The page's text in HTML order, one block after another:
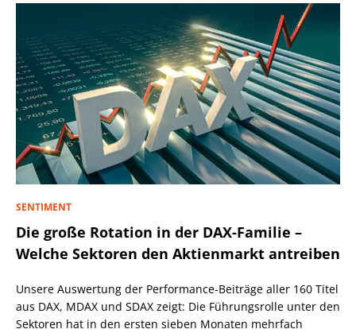
SENTIMENT
Die große Rotation in der DAX-Familie –
Welche Sektoren den Aktienmarkt antreiben
Unsere Auswertung der Performance-Beiträge aller 160 Titel
aus DAX, MDAX und SDAX zeigt: Die Führungsrolle unter den
Sektoren hat in den ersten sieben Monaten mehrfach